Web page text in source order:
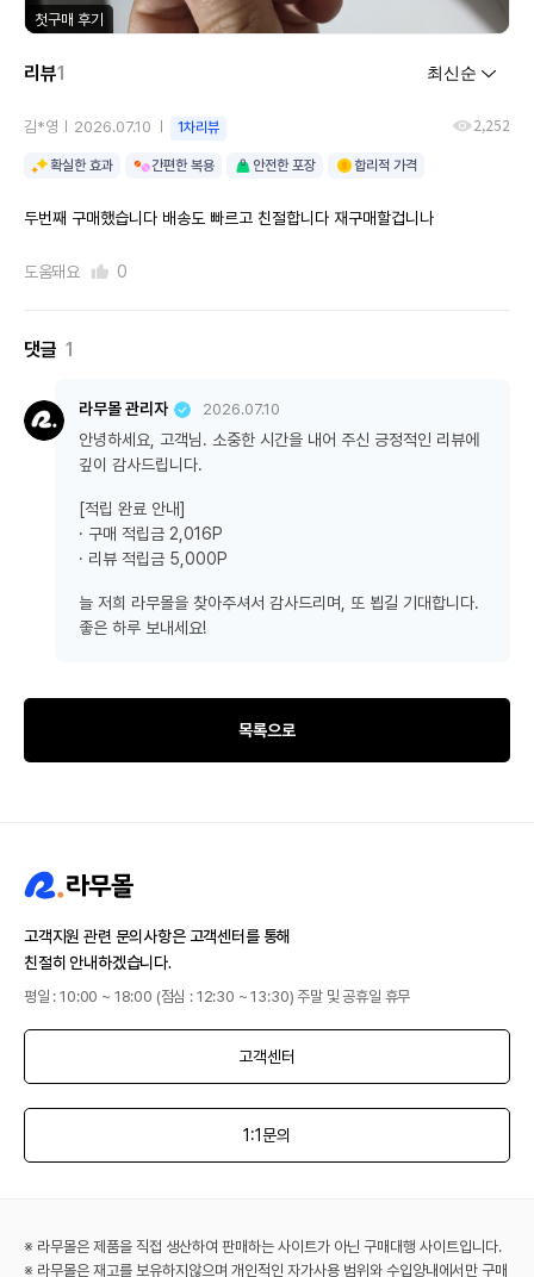
첫구매 후기
리뷰1
김*영 2026.07.10 1차리뷰 2,252
확실한 효과 간편한 복용 안전한 포장 합리적 가격
두번째 구매했습니다 배송도 빠르고 친절합니다 재구매할겁니나
도움돼요 0
댓글 1
라무몰 관리자 2026.07.10
안녕하세요, 고객님. 소중한 시간을 내어 주신 긍정적인 리뷰에
깊이 감사드립니다.
[적립 완료 안내]
· 구매 적립금 2,016P
· 리뷰 적립금 5,000P
늘 저희 라무몰을 찾아주셔서 감사드리며, 또 뵙길 기대합니다.
좋은 하루 보내세요!
목록으로
고객지원 관련 문의사항은 고객센터를 통해
친절히 안내하겠습니다.
평일 : 10:00 ~ 18:00 (점심 : 12:30 ~ 13:30) 주말 및 공휴일 휴무
고객센터
1:1문의
※ 라무몰은 제품을 직접 생산하여 판매하는 사이트가 아닌 구매대행 사이트입니다.
※ 라무몰은 재고를 보유하지않으며 개인적인 자가사용 범위와 수입양내에서만 구매